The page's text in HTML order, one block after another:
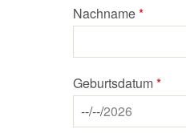
Nachname*
Geburtsdatum*